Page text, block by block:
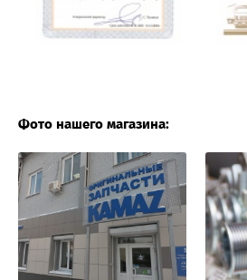
Фото нашего магазина: